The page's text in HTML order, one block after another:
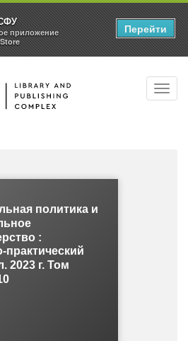
политика и
:
практический
2023 г. Том
приложение
Перейти